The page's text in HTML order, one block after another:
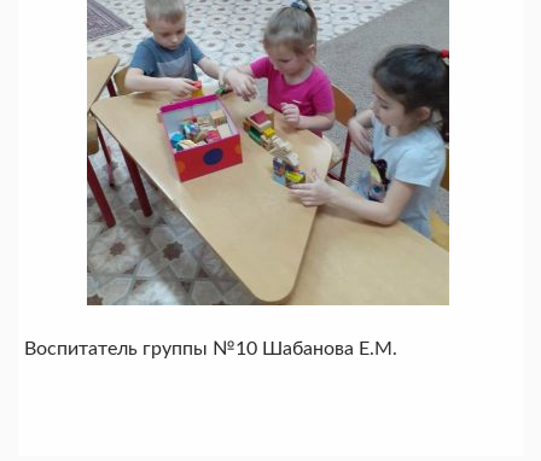
Воспитатель группы №10 Шабанова Е.М.